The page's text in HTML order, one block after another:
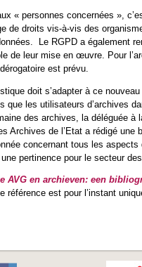
« personnes concernées »,
de droits vis-à-vis des
Le RGPD a également
de leur mise en œuvre. Pour
est prévu.
doit s’adapter à ce
que les utilisateurs d’archives
des archives, la déléguée à
Archives de l’Etat a rédigé une
concernant tous les aspects
pertinence pour le secteur
AVG en archieven: een
référence est pour l’instant